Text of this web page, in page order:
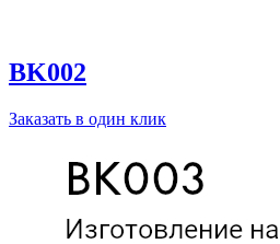
BK002
Заказать в один клик